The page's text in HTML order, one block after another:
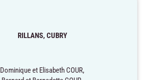
RILLANS, CUBRY
Dominique et Elisabeth COUR,